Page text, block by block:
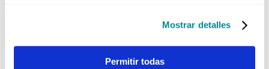
Mostrar detalles
Permitir todas
ENLACES RÁPIDOS